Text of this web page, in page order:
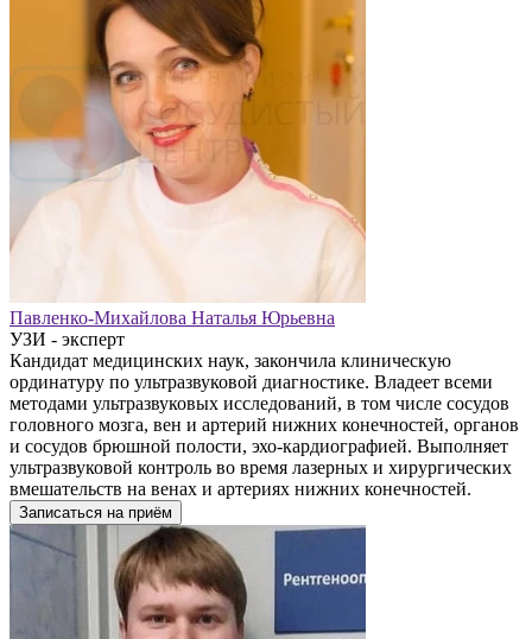
Павленко-Михайлова Наталья Юрьевна
УЗИ - эксперт
Кандидат медицинских наук, закончила клиническую
ординатуру по ультразвуковой диагностике. Владеет всеми
методами ультразвуковых исследований, в том числе сосудов
головного мозга, вен и артерий нижних конечностей, органов
и сосудов брюшной полости, эхо-кардиографией. Выполняет
ультразвуковой контроль во время лазерных и хирургических
вмешательств на венах и артериях нижних конечностей.
Записаться на приём